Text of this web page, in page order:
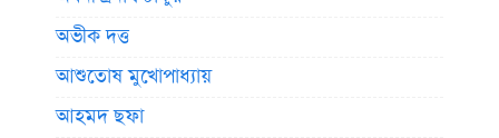
অভীক দত্ত
আশুতোষ মুখোপাধ্যায়
আহমদ ছফা